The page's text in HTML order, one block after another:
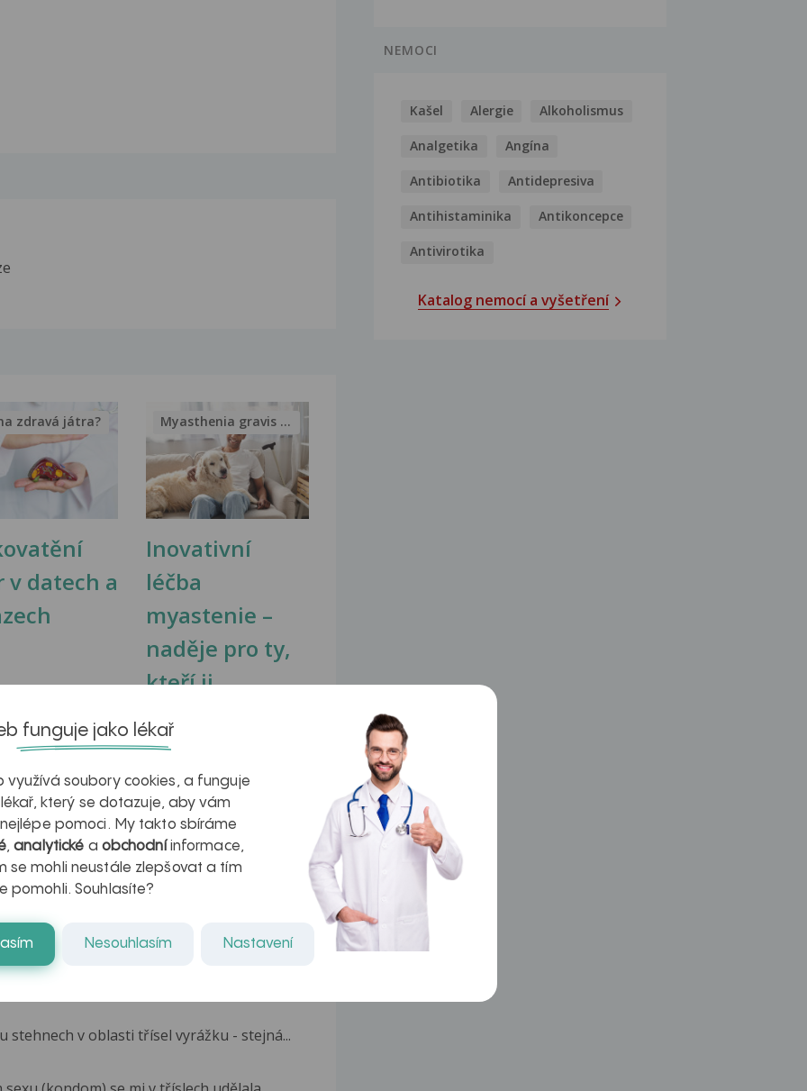
v datech a
zdravá játra?
Inovativní
léčba
myastenie –
naděje pro ty,
kteří ji...
Myasthenia gravis – vše, co...
sexu se mi objevila vyrážka na tříslech,...
dobu mam u trisel na obouch stranách...
v na třísle. Jde o několik malých...
stehnech v oblasti třísel vyrážku - stejná...
NEMOCI
Kašel Alergie Alkoholismus
Analgetika Angína
Antibiotika Antidepresiva
Antihistaminika Antikoncepce
Antivirotika
Katalog nemocí a vyšetření
funguje jako lékař
využívá soubory cookies, a funguje
který se dotazuje, aby vám
pomoci. My takto sbíráme
,analytické a obchodníinformace,
se mohli neustále zlepšovat a tím
pomohli. Souhlasíte?
Nesouhlasím Nastavení